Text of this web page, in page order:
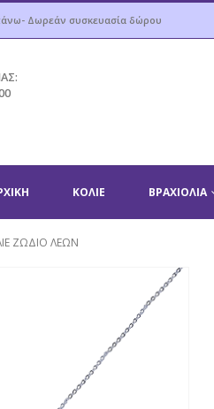
Δωρεάν συσκευασία δώρου
ΚΟΛΙΈ ΒΡΑΧΙΌΛΙΑ
ΖΏΔΙΟ ΛΈΩΝ